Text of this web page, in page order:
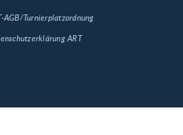
AGB/Turnierplatzordnung
ART